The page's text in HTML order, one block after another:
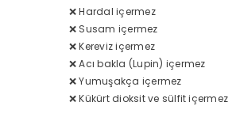
❌ Hardal içermez
❌ Susam içermez
❌ Kereviz içermez
❌ Acı bakla (Lupin) içermez
❌ Yumuşakça içermez
❌ Kükürt dioksit ve sülfit içermez